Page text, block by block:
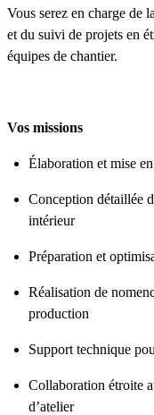
Vous serez en charge de
et du suivi de projets en
équipes de chantier.
Vos missions
Élaboration et mise
Conception détaillée
intérieur
Préparation et
Réalisation de
production
Support technique
Collaboration étroite
d’atelier